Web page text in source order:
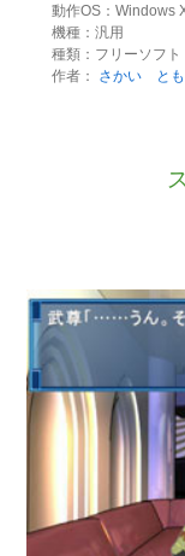
動作OS：Windows
機種：汎用
種類：フリーソフト
作者：
さかい とも